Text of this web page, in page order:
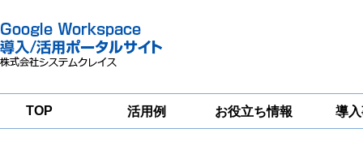
TOP 活用例 お役立ち情報 導